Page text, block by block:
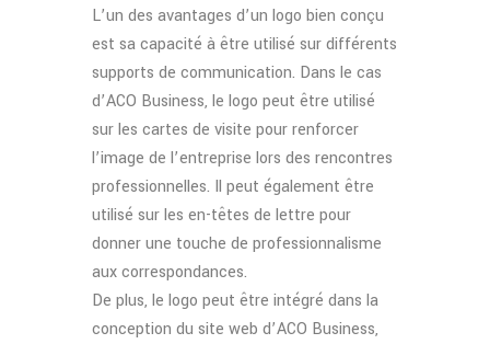
L’un des avantages d’un logo bien conçu
est sa capacité à être utilisé sur différents
supports de communication. Dans le cas
d’ACO Business, le logo peut être utilisé
sur les cartes de visite pour renforcer
l’image de l’entreprise lors des rencontres
professionnelles. Il peut également être
utilisé sur les en-têtes de lettre pour
donner une touche de professionnalisme
aux correspondances.
De plus, le logo peut être intégré dans la
conception du site web d’ACO Business,